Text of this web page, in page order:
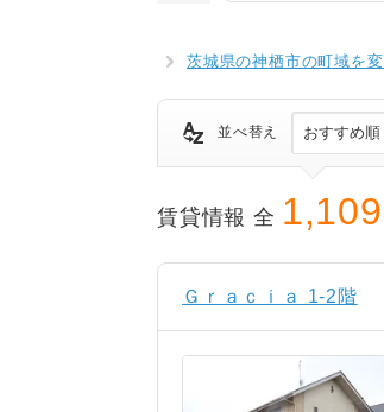
茨城県の神栖市の町域を
並べ替え
賃貸情報 全 1,109
Ｇｒａｃｉａ 1-2階